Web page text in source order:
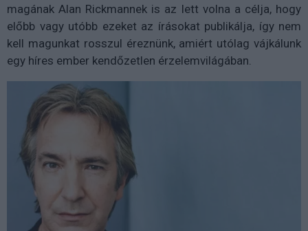
magának Alan Rickmannek is az lett volna a célja, hogy
előbb vagy utóbb ezeket az írásokat publikálja, így nem
kell magunkat rosszul éreznünk, amiért utólag vájkálunk
egy híres ember kendőzetlen érzelemvilágában.